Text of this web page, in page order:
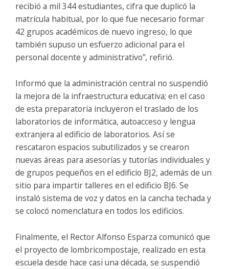
recibió a mil 344 estudiantes, cifra que duplicó la
matrícula habitual, por lo que fue necesario formar
42 grupos académicos de nuevo ingreso, lo que
también supuso un esfuerzo adicional para el
personal docente y administrativo”, refirió.
Informó que la administración central no suspendió
la mejora de la infraestructura educativa; en el caso
de esta preparatoria incluyeron el traslado de los
laboratorios de informática, autoacceso y lengua
extranjera al edificio de laboratorios. Así se
rescataron espacios subutilizados y se crearon
nuevas áreas para asesorías y tutorías individuales y
de grupos pequeños en el edificio BJ2, además de un
sitio para impartir talleres en el edificio BJ6. Se
instaló sistema de voz y datos en la cancha techada y
se colocó nomenclatura en todos los edificios.
Finalmente, el Rector Alfonso Esparza comunicó que
el proyecto de lombricompostaje, realizado en esta
escuela desde hace casi una década, se suspendió